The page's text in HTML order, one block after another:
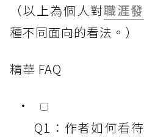
（以上為個人對職涯
種不同面向的看法。）
精華 FAQ
Q1：作者如何看